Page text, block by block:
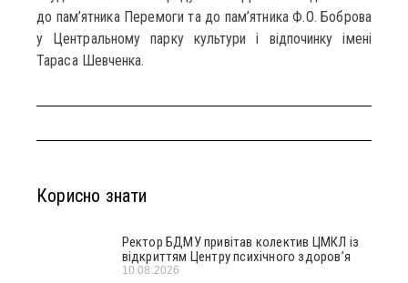
до пам’ятника Перемоги та до пам’ятника Ф.О. Боброва
у Центральному парку культури і відпочинку імені
Тараса Шевченка.
Корисно знати
Ректор БДМУ привітав колектив ЦМКЛ із
відкриттям Центру психічного здоров’я
10.08.2026